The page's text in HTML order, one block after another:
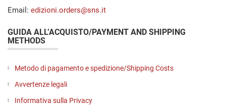
Email: edizioni.orders@sns.it
GUIDA ALL’ACQUISTO/PAYMENT AND SHIPPING
METHODS
Metodo di pagamento e spedizione/Shipping Costs
Avvertenze legali
Informativa sulla Privacy